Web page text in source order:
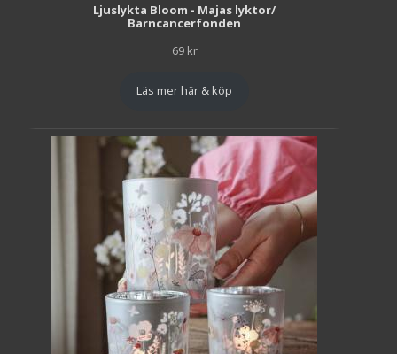
Ljuslykta Bloom - Majas lyktor/
Barncancerfonden
69 kr
Läs mer här & köp